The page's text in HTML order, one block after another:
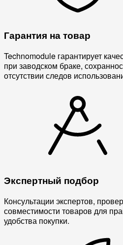
Гарантия на товар
Technomodule гарантирует
при заводском браке,
отсутствии следов
Экспертный подбор
Консультации экспертов,
совместимости товаров для
удобства покупки.